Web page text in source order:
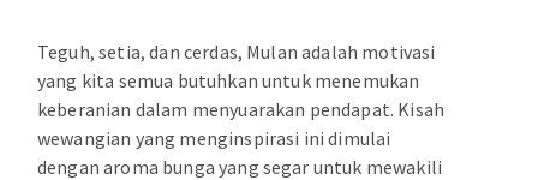
Teguh, setia, dan cerdas, Mulan adalah motivasi
yang kita semua butuhkan untuk menemukan
keberanian dalam menyuarakan pendapat. Kisah
wewangian yang menginspirasi ini dimulai
dengan aroma bunga yang segar untuk mewakili